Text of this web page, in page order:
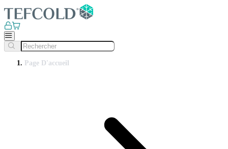
Page D'accueil